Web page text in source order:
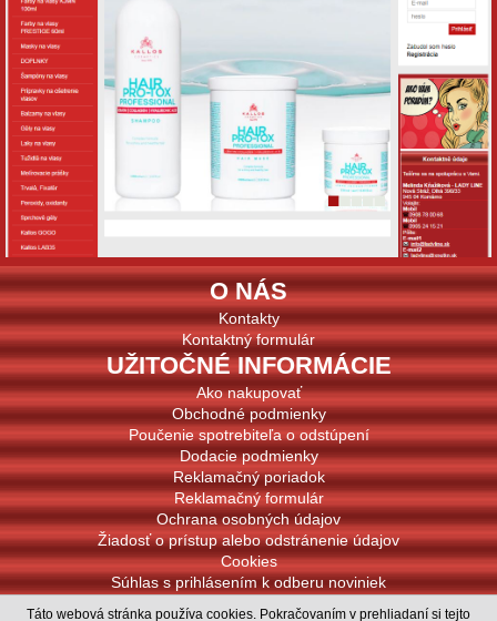
O NÁS
Kontakty
Kontaktný formulár
UŽITOČNÉ INFORMÁCIE
Ako nakupovať
Obchodné podmienky
Poučenie spotrebiteľa o odstúpení
Dodacie podmienky
Reklamačný poriadok
Reklamačný formulár
Ochrana osobných údajov
Žiadosť o prístup alebo odstránenie údajov
Cookies
Súhlas s prihlásením k odberu noviniek
PODPOROVANÉ PLATBY
Táto webová stránka používa cookies. Pokračovaním v prehliadaní si tejto